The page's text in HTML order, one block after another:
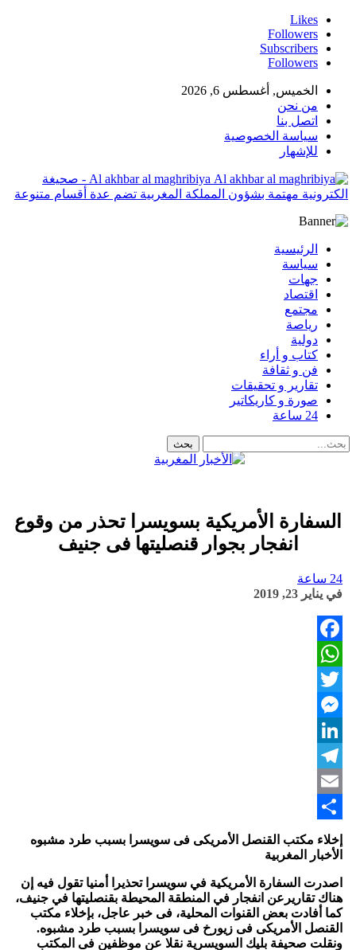
Likes
Followers
Subscribers
Followers
الخميس, أغسطس 6, 2026
من نحن
اتصل بنا
سياسة الخصوصية
للإشهار
Al akhbar al maghribiya - صحيغة
الكترونية مهتمة بشؤون المملكة المغربية تضم عدة أقسام متنوعة
الرئيسية
سياسة
جهات
اقتصاد
مجتمع
رياصة
دولية
كتاب و أراء
فن و ثقافة
تقارير و تحقيقات
صورة و كاريكاتير
24 ساعة
السفارة الأمريكية بسويسرا تحذر من وقوع
انفجار بجوار قنصليتها فى جنيف
24 ساعة
في يناير 23, 2019
Facebook
WhatsApp
Twitter
Messenger
LinkedIn
Telegram
Email
Share
إخلاء مكتب القنصل الأمريكى فى سويسرا بسبب طرد مشبوه
الأخبار المغربية
اصدرت السفارة الأمريكية في سويسرا تحذيرا أمنيا تقول فيه إن
هناك تقاريرعن انفجار في المنطقة المحيطة بقنصليتها في جنيف،
كما أفادت بعض القنوات المحلية، فى خبر عاجل، بإخلاء مكتب
القنصل الأمريكى فى زيورخ فى سويسرا بسبب طرد مشبوه.
ونقلت صحيفة بليك السويسرية نقلا عن موظفين فى المكتب